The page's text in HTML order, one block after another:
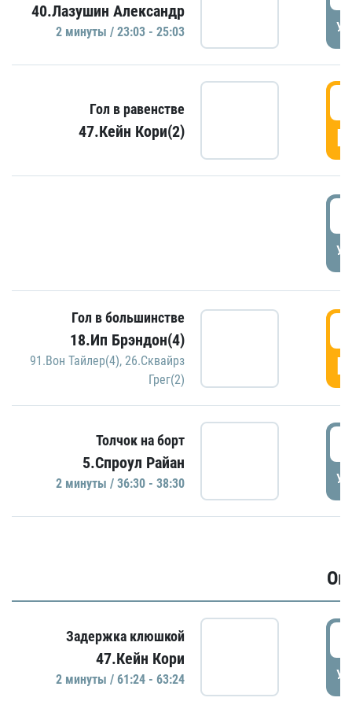
40.Лазушин Александр
2 минуты / 23:03 - 25:03
Гол в равенстве
47.Кейн Кори(2)
Гол в большинстве
18.Ип Брэндон(4)
91.Вон Тайлер(4), 26.Сквайрз
Грег(2)
Толчок на борт
5.Спроул Райан
2 минуты / 36:30 - 38:30
Задержка клюшкой
47.Кейн Кори
2 минуты / 61:24 - 63:24